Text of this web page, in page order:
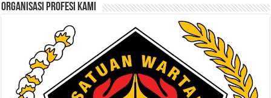
ORGANISASI PROFESI KAMI